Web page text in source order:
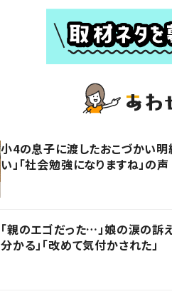
小4の息子に渡したおこづかい
い」「社会勉強になりますね」の声
「親のエゴだった…」娘の涙の訴
分かる」「改めて気付かされた」